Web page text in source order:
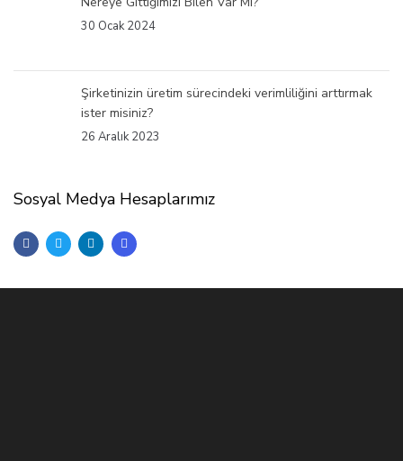
30 Ocak 2024
Şirketinizin üretim sürecindeki verimliliğini arttırmak
ister misiniz?
26 Aralık 2023
Sosyal Medya Hesaplarımız